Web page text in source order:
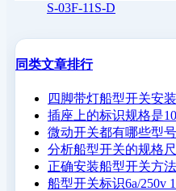
S-03F-11S-D
同类文章排行
四脚带灯船型开关安
插座上的标识规格是
微动开关都有哪些型
分析船型开关的规格
正确安装船型开关方
船型开关标识6a/250v